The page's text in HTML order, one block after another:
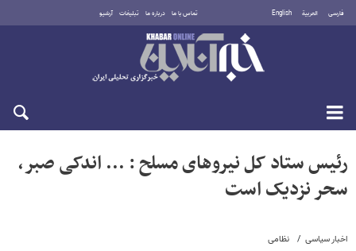
فارسی العربية English تماس با ما درباره ما تبلیغات آرشیو
جمعه ۱۶ مرداد ۱۴۰۵
اخبار سیاسی نظامی
رئیس ستاد کل نیروهای مسلح : ... اندکی صبر،
سحر نزدیک است